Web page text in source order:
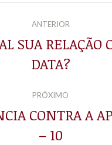
ANTERIOR
Post
anterior:
SUA RELAÇÃO
DATA?
PRÓXIMO
Próximo
post:
CONTRA A
– 10